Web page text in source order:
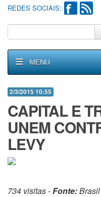
REDES SOCIAIS:
MENU
2/3/2015 10:55
CAPITAL E
UNEM
LEVY
734 visitas -Fonte: